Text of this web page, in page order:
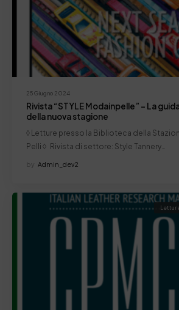
25 Giugno 2024
Rivista “STYLE Modainpelle” – La
della nuova stagione
◊ Letture presso la Biblioteca della
Pelli ◊ Rivista di settore: Style Tannery…
by Admin_dev2